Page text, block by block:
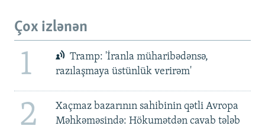
Çox izlənən
1
Tramp: 'İranla müharibədənsə,
razılaşmaya üstünlük verirəm'
2
Xaçmaz bazarının sahibinin qətli Avropa
Məhkəməsində: Hökumətdən cavab tələb